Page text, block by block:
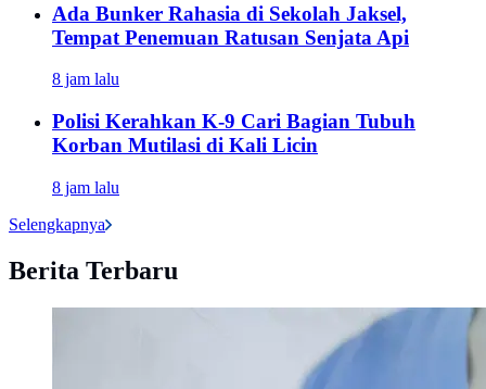
Ada Bunker Rahasia di Sekolah Jaksel,
Tempat Penemuan Ratusan Senjata Api
8 jam lalu
Polisi Kerahkan K-9 Cari Bagian Tubuh
Korban Mutilasi di Kali Licin
8 jam lalu
Selengkapnya
Berita Terbaru